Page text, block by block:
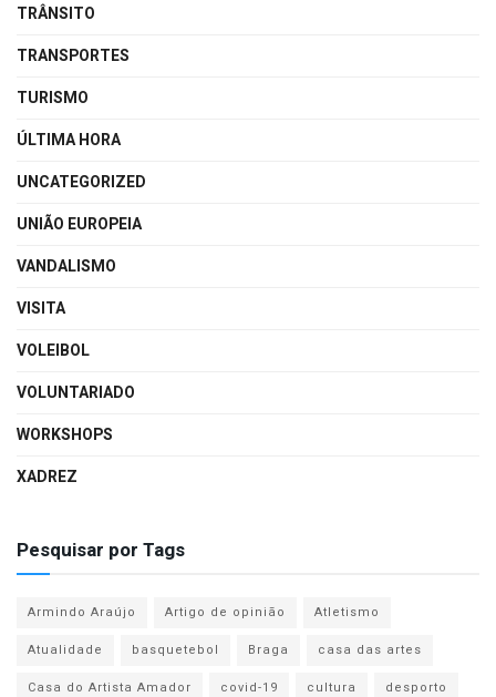
TRÂNSITO
TRANSPORTES
TURISMO
ÚLTIMA HORA
UNCATEGORIZED
UNIÃO EUROPEIA
VANDALISMO
VISITA
VOLEIBOL
VOLUNTARIADO
WORKSHOPS
XADREZ
Pesquisar por Tags
Armindo Araújo Artigo de opinião
Atletismo
Atualidade
basquetebol Braga
casa das artes
Casa do Artista Amador
covid-19 cultura
desporto